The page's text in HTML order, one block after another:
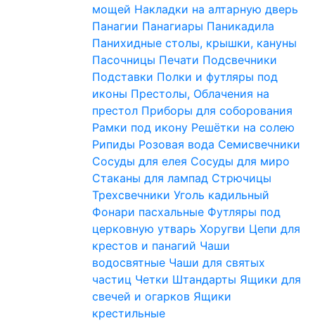
мощей Накладки на алтарную дверь
Панагии Панагиары Паникадила
Панихидные столы, крышки, кануны
Пасочницы Печати Подсвечники
Подставки Полки и футляры под
иконы Престолы, Облачения на
престол Приборы для соборования
Рамки под икону Решётки на солею
Рипиды Розовая вода Семисвечники
Сосуды для елея Сосуды для миро
Стаканы для лампад Стрючицы
Трехсвечники Уголь кадильный
Фонари пасхальные Футляры под
церковную утварь Хоругви Цепи для
крестов и панагий Чаши
водосвятные Чаши для святых
частиц Четки Штандарты Ящики для
свечей и огарков Ящики
крестильные